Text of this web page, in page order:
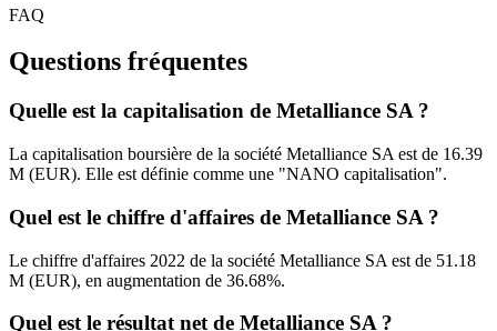
Valeurs trimestrielles en millions (euro)
FAQ
Questions fréquentes
Quelle est la capitalisation de Metalliance SA ?
La capitalisation boursière de la société Metalliance SA est de 16.39
M (EUR). Elle est définie comme une "NANO capitalisation".
Quel est le chiffre d'affaires de Metalliance SA ?
Le chiffre d'affaires 2022 de la société Metalliance SA est de 51.18
M (EUR), en augmentation de 36.68%.
Quel est le résultat net de Metalliance SA ?